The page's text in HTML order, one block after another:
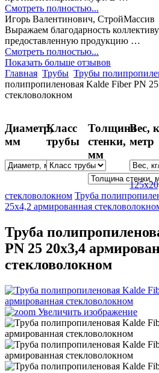
Смотреть полностью...
Игорь Валентинович, СтройМассив
Выражаем благодарность
предоставленную продукцию …
Смотреть полностью...
Показать больше отзывов
Главная Трубы Трубы
полипропиленовая Kalde Fiber PN
стекловолокном
Диаметр,
мм
Класс
трубы
Толщина
стенки,
мм
Вес,
метр
стекловолокном Труба
25х4,2 армированная
Труба
PN 25 20х3,4
стекловолокном
Увеличить изображение